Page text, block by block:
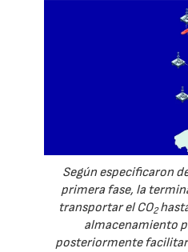
Según especificaron
primera fase, la
transportar el CO2
almacenamiento
posteriormente